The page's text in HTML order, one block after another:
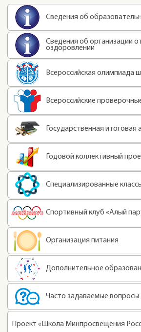
Сведения об
Сведения об организации
оздоровлении
Всероссийская олимпиада
Всероссийские
Государственная итоговая
Годовой коллективный
Специализированные
Спортивный клуб «Алый
Организация питания
Дополнительное
Часто задаваемые вопросы
Проект «Школа Минпросвещения